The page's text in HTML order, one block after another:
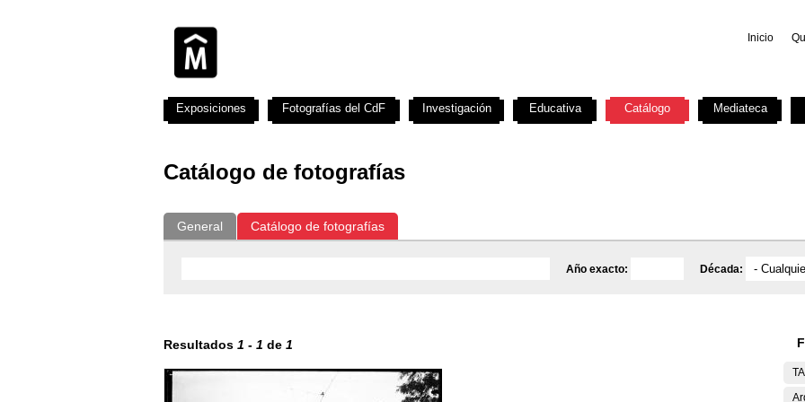
Inicio
Catálogo de fotografías
General Catálogo de fotografías
Año exacto: Década:
Resultados 1 - 1 de 1
Exposiciones Fotografías del CdF Investigación Educativa Catálogo Mediateca